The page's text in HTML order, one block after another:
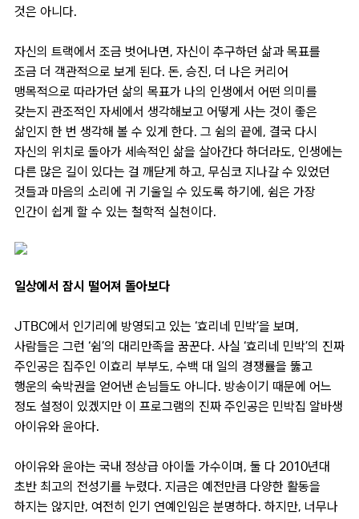
것은 아니다.
자신의 트랙에서 조금 벗어나면, 자신이 추구하던 삶과 목표를
조금 더 객관적으로 보게 된다. 돈, 승진, 더 나은 커리어
맹목적으로 따라가던 삶의 목표가 나의 인생에서 어떤 의미를
갖는지 관조적인 자세에서 생각해보고 어떻게 사는 것이 좋은
삶인지 한 번 생각해 볼 수 있게 한다. 그 쉼의 끝에, 결국 다시
자신의 위치로 돌아가 세속적인 삶을 살아간다 하더라도, 인생에는
다른 많은 길이 있다는 걸 깨닫게 하고, 무심코 지나갈 수 있었던
것들과 마음의 소리에 귀 기울일 수 있도록 하기에, 쉼은 가장
인간이 쉽게 할 수 있는 철학적 실천이다.
일상에서 잠시 떨어져 돌아보다
JTBC에서 인기리에 방영되고 있는 ‘효리네 민박’을 보며,
사람들은 그런 ‘쉼’의 대리만족을 꿈꾼다. 사실 ‘효리네 민박’의 진짜
주인공은 집주인 이효리 부부도, 수백 대 일의 경쟁률을 뚫고
행운의 숙박권을 얻어낸 손님들도 아니다. 방송이기 때문에 어느
정도 설정이 있겠지만 이 프로그램의 진짜 주인공은 민박집 알바생
아이유와 윤아다.
아이유와 윤아는 국내 정상급 아이돌 가수이며, 둘 다 2010년대
초반 최고의 전성기를 누렸다. 지금은 예전만큼 다양한 활동을
하지는 않지만, 여전히 인기 연예인임은 분명하다. 하지만, 너무나